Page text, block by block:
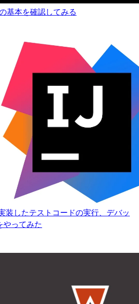
基本を確認してみる
装したテストコードの実行、デバッ
やってみた